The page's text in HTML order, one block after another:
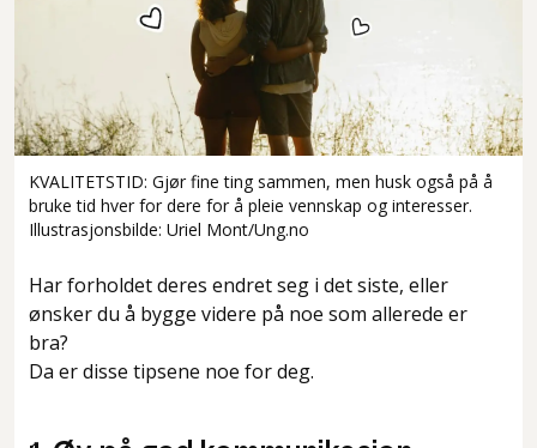
KVALITETSTID: Gjør fine ting sammen, men husk også på å
bruke tid hver for dere for å pleie vennskap og interesser.
Illustrasjonsbilde: Uriel Mont/Ung.no
Har forholdet deres endret seg i det siste, eller
ønsker du å bygge videre på noe som allerede er
bra?
Da er disse tipsene noe for deg.